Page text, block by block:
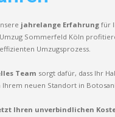
jahrelange Erfahrung für
Sommerfeld Köln
Umzugsprozess.
Team sorgt dafür, dass Ihr
Ihrem neuen Standort in
Ihren unverbindlichen